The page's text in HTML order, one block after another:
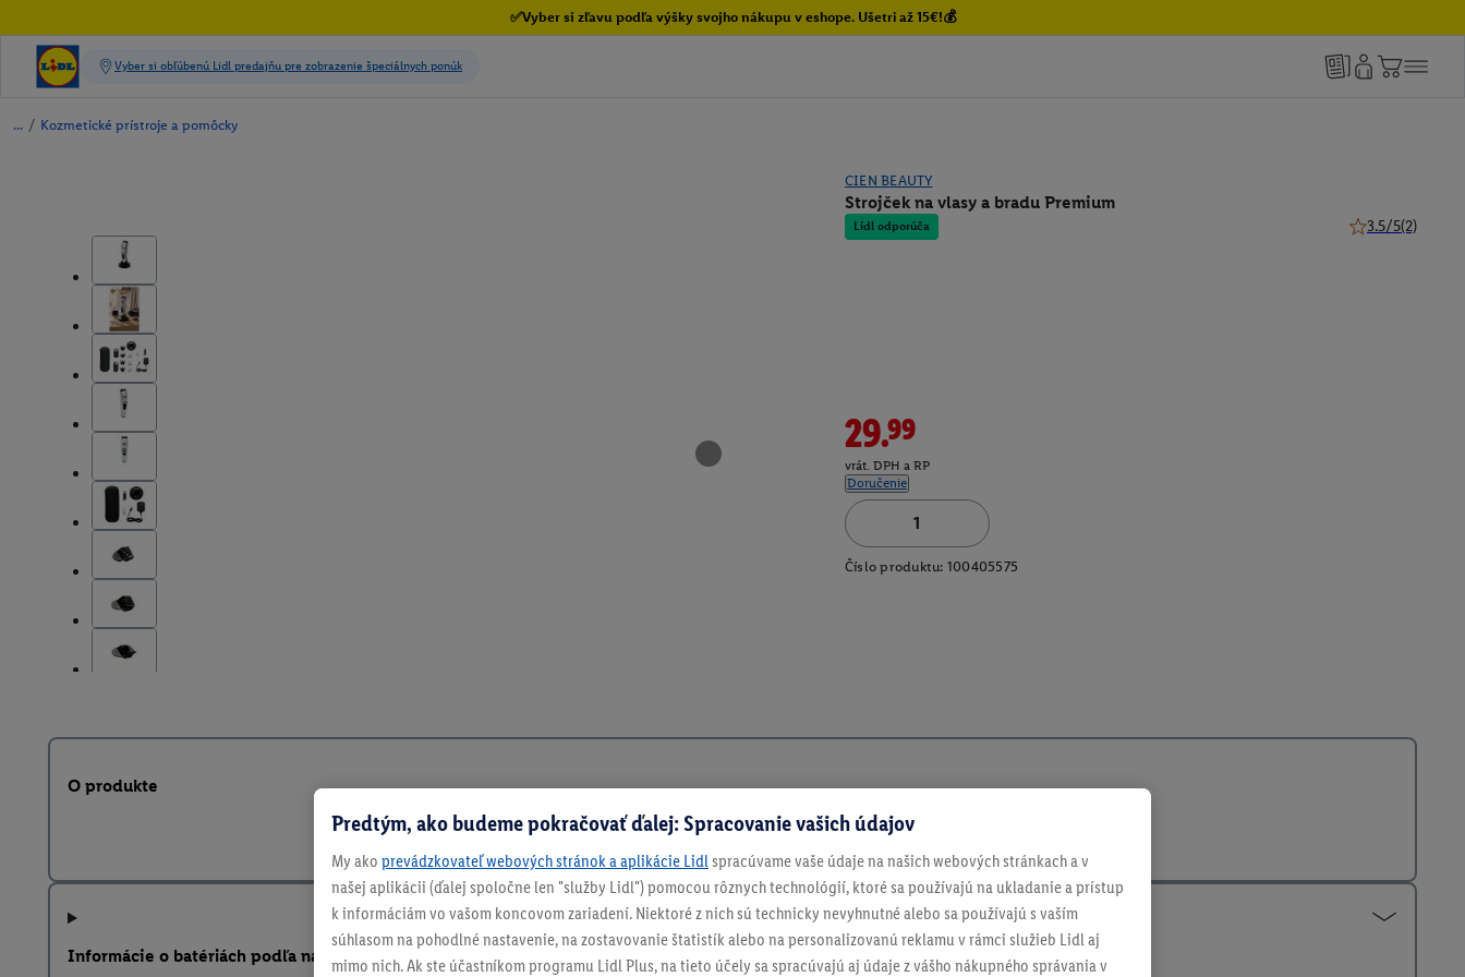
✅Vyber si zľavu podľa výšky svojho nákupu v eshope. Ušetri až 15€!💰
/ Kozmetické prístroje a pomôcky
CIEN BEAUTY
Strojček na vlasy a bradu Premium
Lidl odporúča 3.5/5(2)
29.99
vrát. DPH a RP
Doručenie
Číslo produktu: 100405575
O produkte
Informácie o batériách podľa nariadenia EÚ o batériách
Predtým, ako budeme pokračovať ďalej: Spracovanie vašich údajov
My ako prevádzkovateľ webových stránok a aplikácie Lidl spracúvame vaše údaje na našich webových stránkach a v
našej aplikácii (ďalej spoločne len "služby Lidl") pomocou rôznych technológií, ktoré sa používajú na ukladanie a prístup
k informáciám vo vašom koncovom zariadení. Niektoré z nich sú technicky nevyhnutné alebo sa používajú s vaším
súhlasom na pohodlné nastavenie, na zostavovanie štatistík alebo na personalizovanú reklamu v rámci služieb Lidl aj
mimo nich. Ak ste účastníkom programu Lidl Plus, na tieto účely sa spracúvajú aj údaje z vášho nákupného správania v